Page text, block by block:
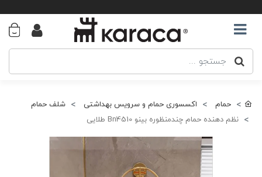
حمام اکسسوری حمام و سرویس بهداشتی
شلف حمام
نظم دهنده حمام چندمنظوره بینو Bn4510 طلایی